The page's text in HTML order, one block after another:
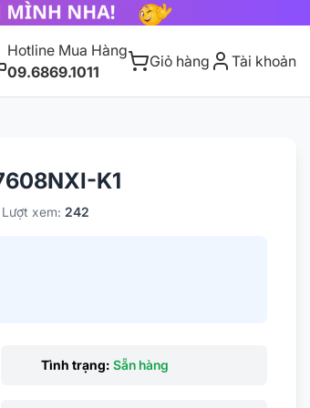
Hotline Mua Hàng
09.6869.1011
Giỏ hàng Tài khoản
K1
Lượt xem: 242
Tình trạng: Sẵn hàng